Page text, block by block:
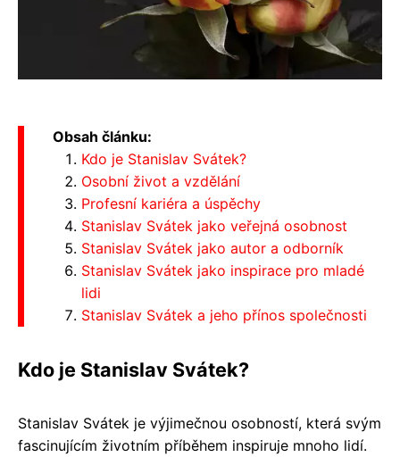
Obsah článku:
Kdo je Stanislav Svátek?
Osobní život a vzdělání
Profesní kariéra a úspěchy
Stanislav Svátek jako veřejná osobnost
Stanislav Svátek jako autor a odborník
Stanislav Svátek jako inspirace pro mladé
lidi
Stanislav Svátek a jeho přínos společnosti
Kdo je Stanislav Svátek?
Stanislav Svátek je výjimečnou osobností, která svým
fascinujícím životním příběhem inspiruje mnoho lidí.